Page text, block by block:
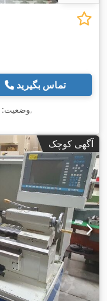
تماس بگیرید
وضعیت:,
آگهی کوچک